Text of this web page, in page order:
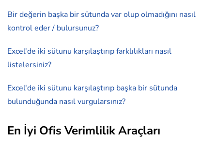
Bir değerin başka bir sütunda var olup olmadığını nasıl
kontrol eder / bulursunuz?
Excel'de iki sütunu karşılaştırıp farklılıkları nasıl
listelersiniz?
Excel'de iki sütunu karşılaştırıp başka bir sütunda
bulunduğunda nasıl vurgularsınız?
En İyi Ofis Verimlilik Araçları